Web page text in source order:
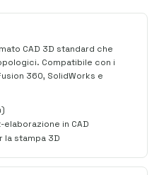
CAD 3D standard che
Compatibile con i
360, SolidWorks e
in CAD
la stampa 3D